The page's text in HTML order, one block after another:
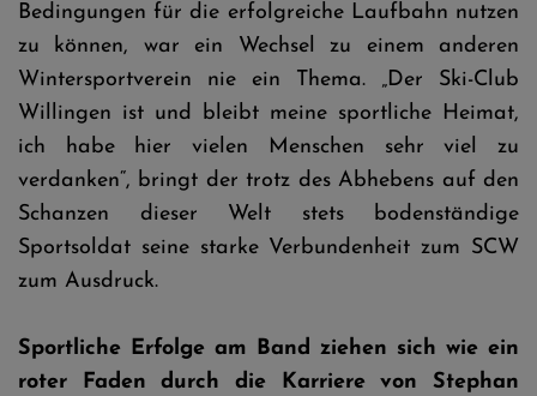
Bedingungen für die erfolgreiche Laufbahn nutzen
zu können, war ein Wechsel zu einem anderen
Wintersportverein nie ein Thema. „Der Ski-Club
Willingen ist und bleibt meine sportliche Heimat,
ich habe hier vielen Menschen sehr viel zu
verdanken“, bringt der trotz des Abhebens auf den
Schanzen dieser Welt stets bodenständige
Sportsoldat seine starke Verbundenheit zum SCW
zum Ausdruck.
Sportliche Erfolge am Band ziehen sich wie ein
roter Faden durch die Karriere von Stephan